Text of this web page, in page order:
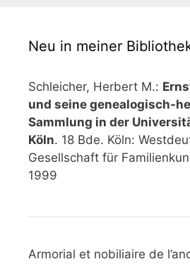
Neu in meiner
Schleicher, Herbert M.:
und seine genealogisch-
Sammlung in der
Köln. 18 Bde. Köln:
Gesellschaft für
1999
Armorial et nobiliaire de